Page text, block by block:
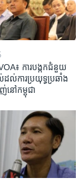
៖ ការបង្កក​ជំនួយ​
ដល់​ការប្រយុទ្ធ​ប្រឆាំង​
នៅ​កម្ពុជា